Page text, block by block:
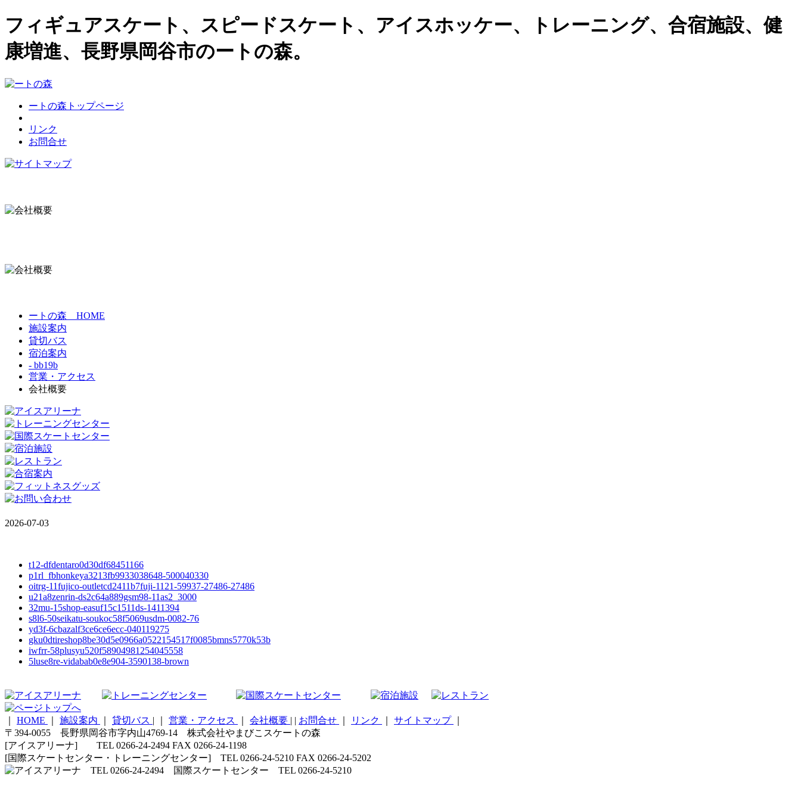
フィギュアスケート、スピードスケート、アイスホッケー、トレーニング、合宿施設、健
康増進、長野県岡谷市のートの森。
ートの森トップページ
リンク
お問合せ
ートの森 HOME
施設案内
貸切バス
宿泊案内
- bb19b
営業・アクセス
会社概要
2026-07-03
t12-dfdentaro0d30df68451166
p1rl_fbhonkeya3213fb9933038648-500040330
oitrg-11fujico-outletcd2411b7fuji-1121-59937-27486-27486
u21a8zenrin-ds2c64a889gsm98-11as2_3000
32mu-15shop-easuf15c1511ds-1411394
s8l6-50seikatu-soukoc58f5069usdm-0082-76
yd3f-6cbazalf3ce6ce6ecc-040119275
gku0dtireshop8be30d5e0966a0522154517f0085bmns5770k53b
iwfrr-58plusyu520f58904981254045558
5luse8re-vidabab0e8e904-3590138-brown
HOME 施設案内 貸切バス | 営業・アクセス 会社概要 | | お問合せ リンク サイトマップ
〒394-0055 長野県岡谷市字内山4769-14 株式会社やまびこスケートの森
[アイスアリーナ] TEL 0266-24-2494 FAX 0266-24-1198
[国際スケートセンター・トレーニングセンター] TEL 0266-24-5210 FAX 0266-24-5202